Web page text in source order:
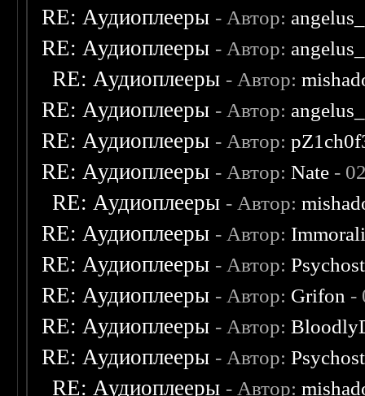
RE: Аудиоплееры - Автор:
RE: Аудиоплееры - Автор:
RE: Аудиоплееры - Автор:
RE: Аудиоплееры - Автор:
RE: Аудиоплееры - Автор:
RE: Аудиоплееры - Автор:Nate -
RE: Аудиоплееры - Автор:
RE: Аудиоплееры - Автор:
RE: Аудиоплееры - Автор:
RE: Аудиоплееры - Автор: Grifon -
RE: Аудиоплееры - Автор:
RE: Аудиоплееры - Автор:
RE: Аудиоплееры - Автор: